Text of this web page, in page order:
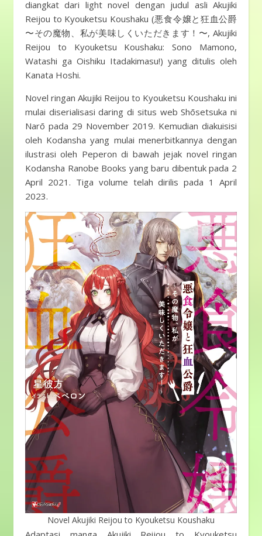
diangkat dari light novel dengan judul asli Akujiki
Reijou to Kyouketsu Koushaku (悪食令嬢と狂血公爵
〜その魔物、私が美味しくいただきます！〜, Akujiki
Reijou to Kyouketsu Koushaku: Sono Mamono,
Watashi ga Oishiku Itadakimasu!) yang ditulis oleh
Kanata Hoshi.
Novel ringan Akujiki Reijou to Kyouketsu Koushaku ini
mulai diserialisasi daring di situs web Shōsetsuka ni
Narō pada 29 November 2019. Kemudian diakuisisi
oleh Kodansha yang mulai menerbitkannya dengan
ilustrasi oleh Peperon di bawah jejak novel ringan
Kodansha Ranobe Books yang baru dibentuk pada 2
April 2021. Tiga volume telah dirilis pada 1 April
2023.
Novel Akujiki Reijou to Kyouketsu Koushaku